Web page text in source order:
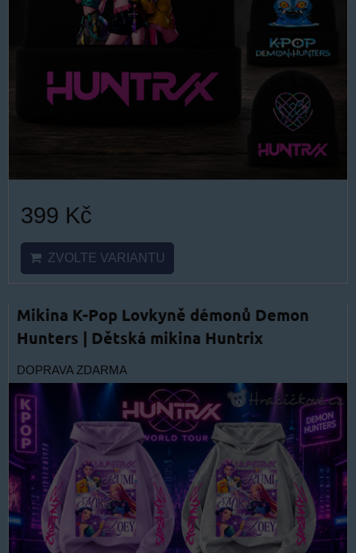
399 Kč
ZVOLTE VARIANTU
Mikina K-Pop Lovkyně démonů Demon
Hunters | Dětská mikina Huntrix
DOPRAVA ZDARMA